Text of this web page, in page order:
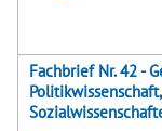
Fachbrief Nr. 42 -